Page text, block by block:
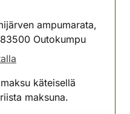
ampumarata,
Outokumpu
käteisellä
maksuna.